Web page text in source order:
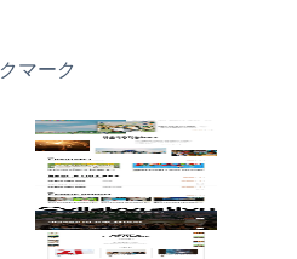
マーク